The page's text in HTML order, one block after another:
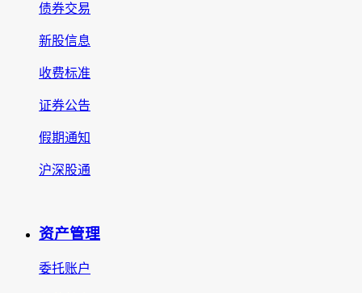
债券交易
新股信息
收费标准
证券公告
假期通知
沪深股通
资产管理
委托账户